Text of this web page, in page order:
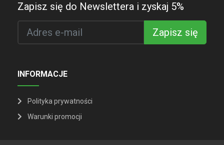
Zapisz się do Newslettera i zyskaj 5%
Zapisz się
INFORMACJE
Polityka prywatności
Warunki promocji